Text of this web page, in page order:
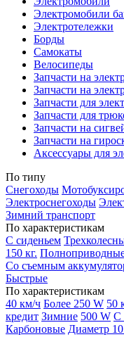
Электромобили
Электротележки
Борды
Самокаты
Велосипеды
Запчасти на
Запчасти на
Запчасти для
Запчасти для
Запчасти на
Запчасти на
Аксессуары для
По типу
Снегоходы
Электроснегоходы
Зимний транспорт
По характеристикам
С сиденьем
150 кг.
Со съемным
Быстрые
По характеристикам
40 км/ч Более 250 W 50
кредит Зимние 500 W С
Карбоновые Диаметр